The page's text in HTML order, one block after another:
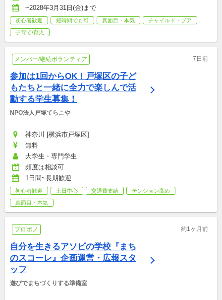
~2028年3月31日(金)まで
初心者歓迎 短時間でも可 真面目・本気
チャイルド・プア
子育て/育児
メンバー/継続ボランティア 7日前
参加は1回からOK！戸塚区の子ど
もたちと一緒に全力で楽しんで活
動する学生募集！
NPO法人戸塚てらこや
神奈川 [横浜市戸塚区]
無料
大学生・専門学生
頻度は相談可
1日間~長期歓迎
初心者歓迎 土日中心 交通費支給
テンション高め
真面目・本気
プロボノ 約1ヶ月前
自分を生きるアソビの学校『まち
のスコーレ』企画運営・広報スタ
ッフ
遊びでまちづくりする準備室